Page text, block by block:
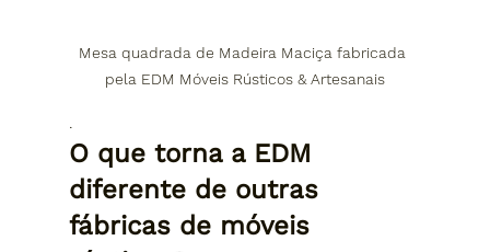
Mesa quadrada de Madeira Maciça fabricada
pela EDM Móveis Rústicos & Artesanais
O que torna a EDM
diferente de outras
fábricas de móveis